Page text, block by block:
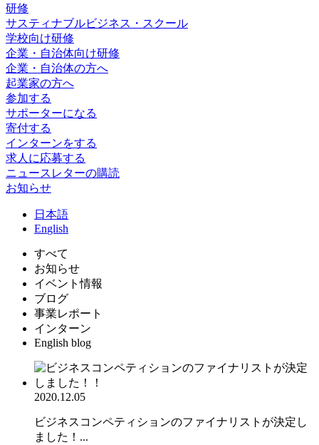
研修
サスティナブルビジネス・スクール
学校向け研修
企業・自治体向け研修
企業・自治体の方へ
起業家の方へ
参加する
サポーターになる
寄付する
インターンをする
求人に応募する
ニュースレターの購読
お知らせ
日 本語
English
すべて
お知らせ
イベント情報
ブログ
事業レポート
インターン
English blog
2020.12.05
ビジネスコンペティションのファイナリストが決定し
ました！...